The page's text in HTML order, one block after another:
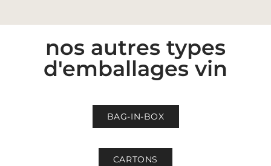
nos autres types
d'emballages vin
BAG-IN-BOX
CARTONS